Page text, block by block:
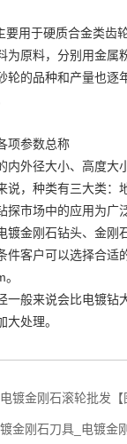
用于硬质合金类齿
为原料，分别用金属
轮的品种和产量也
项参数总称
内外径大小、高度大
说，种类有三大类：
探市场中的应用为广
镀金刚石钻头、金刚
件客户可以选择合适
一般来说会比电镀钻
大处理。
镀金刚石滚轮批发【
金刚石刀具_电镀金